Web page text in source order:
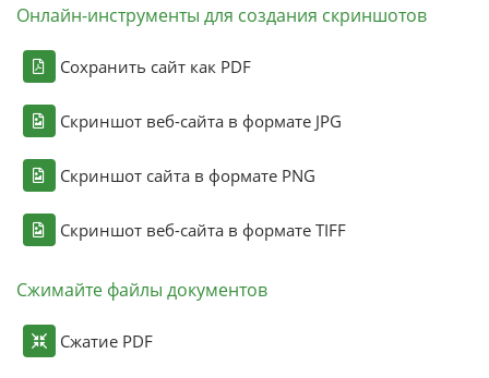
Онлайн-инструменты для создания скриншотов
Сохранить сайт как PDF
Скриншот веб-сайта в формате JPG
Скриншот сайта в формате PNG
Скриншот веб-сайта в формате TIFF
Сжимайте файлы документов
Сжатие PDF